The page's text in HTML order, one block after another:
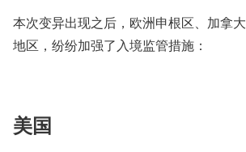
本次变异出现之后，欧洲申根区、加拿
地区，纷纷加强了入境监管措施：
美国